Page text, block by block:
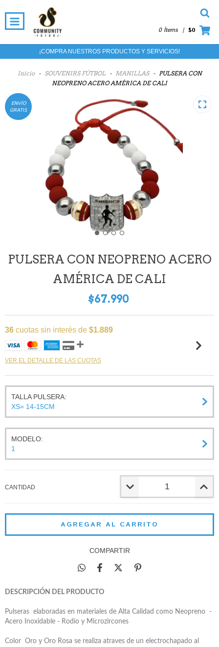
0 Ítems | $0
¡COMPRA NUESTROS PRODUCTOS Y SERVICIOS!
Inicio - SOUVENIRS FÚTBOL - MANILLAS -
PULSERA CON
NEOPRENO ACERO AMÉRICA DE CALI
ENVÍO
GRATIS
PULSERA CON NEOPRENO ACERO
AMÉRICA DE CALI
$67.990
36 cuotas sin interés de $1.889
VER EL DETALLE DE LAS CUOTAS
TALLA PULSERA:
XS= 14-15CM
MODELO:
1
CANTIDAD
COMPARTIR
DESCRIPCIÓN DEL PRODUCTO
Pulseras elaboradas en materiales de Alta Calidad como Neopreno -
Acero Inoxidable - Rodio y Microzircones
Color Oro y Oro Rosa se realiza atraves de un electrochapado al